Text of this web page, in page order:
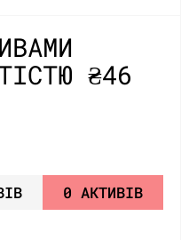
₴46
0 АКТИВІВ